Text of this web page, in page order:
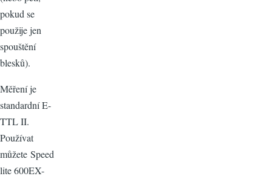
pokud se
použije jen
spouštění
blesků).
Měření je
standardní E-
TTL II.
Používat
můžete Speed
lite 600EX-